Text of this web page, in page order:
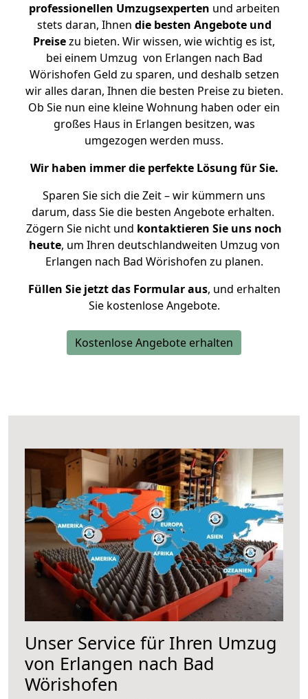
professionellen Umzugsexperten und arbeiten
stets daran, Ihnen die besten Angebote und
Preisezu bieten. Wir wissen, wie wichtig es ist,
bei einem Umzug von Erlangen nach Bad
Wörishofen Geld zu sparen, und deshalb setzen
wir alles daran, Ihnen die besten Preise zu bieten.
Ob Sie nun eine kleine Wohnung haben oder ein
großes Haus in Erlangen besitzen, was
umgezogen werden muss.
Wir haben immer die perfekte Lösung für Sie.
Sparen Sie sich die Zeit – wir kümmern uns
darum, dass Sie die besten Angebote erhalten.
Zögern Sie nicht und kontaktieren Sie uns noch
heute, um Ihren deutschlandweiten Umzug von
Erlangen nach Bad Wörishofen zu planen.
Füllen Sie jetzt das Formular aus, und erhalten
Sie kostenlose Angebote.
Kostenlose Angebote erhalten
Unser Service für Ihren Umzug
von Erlangen nach Bad
Wörishofen